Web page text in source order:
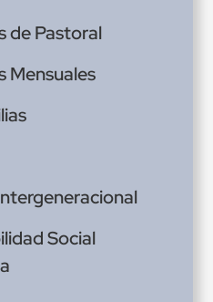
de Pastoral
Mensuales
Social